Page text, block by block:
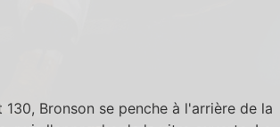
Bronson se penche à l'arrière de la